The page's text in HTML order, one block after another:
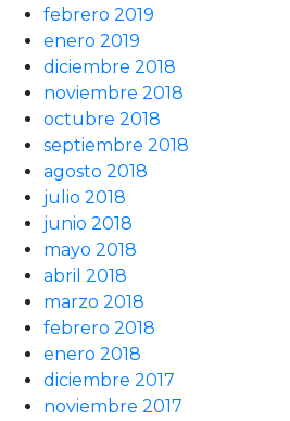
febrero 2019
enero 2019
diciembre 2018
noviembre 2018
octubre 2018
septiembre 2018
agosto 2018
julio 2018
junio 2018
mayo 2018
abril 2018
marzo 2018
febrero 2018
enero 2018
diciembre 2017
noviembre 2017